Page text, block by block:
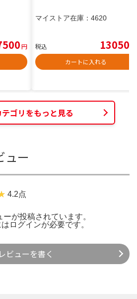
円
マイストア在庫： 4620
税込 13050
カートに入れる
テゴリをもっと見る
ュー
4.2点
が投稿されています。
ログインが必要です。
レビューを書く